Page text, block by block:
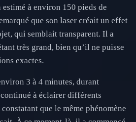
estimé à environ 150 pieds de
que son laser créait un effet
qui semblait transparent. Il a
très grand, bien qu’il ne puisse
exactes.
3 à 4 minutes, durant
à éclairer différents
que le même phénomène